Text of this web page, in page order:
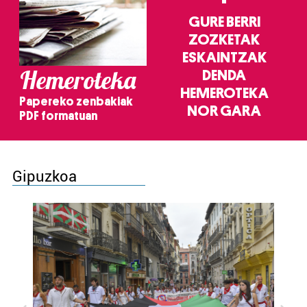
zerbitzuak hobetzeko asmoz, cookie teknologiaz
baliatzen gara. Ohar hau onartuz gero, teknologia hori
erabiltzeko baimen esplizitua ematen diguzu.Gehiago
irakurri
Hemeroteka
Papereko zenbakiak
PDF formatuan
GURE BERRI
ZOZKETAK
ESKAINTZAK
DENDA
HEMEROTEKA
NOR GARA
Gipuzkoa